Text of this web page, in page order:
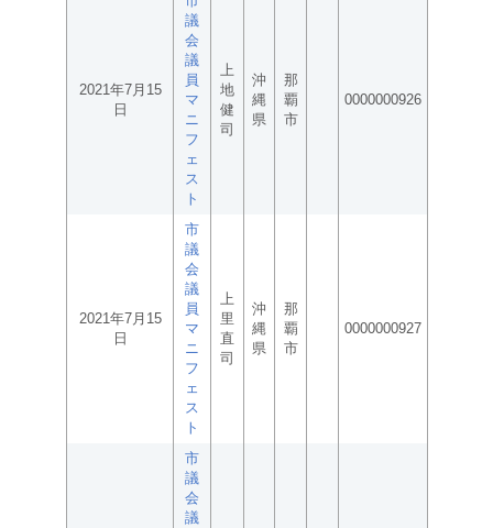
2021年7月15
日
議
会
議
員
マ
ニ
フ
ェ
ス
ト
上
地
健
司
沖
縄
県
那
覇
市
0000000926
2021年7月15
日
市
議
会
議
員
マ
ニ
フ
ェ
ス
ト
上
里
直
司
沖
縄
県
那
覇
市
0000000927
市
議
会
議